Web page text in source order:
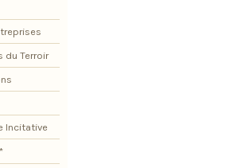
du Terroir
Incitative